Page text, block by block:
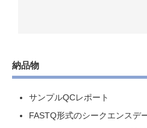
納品物
サンプルQCレポート
FASTQ形式のシークエンスデ